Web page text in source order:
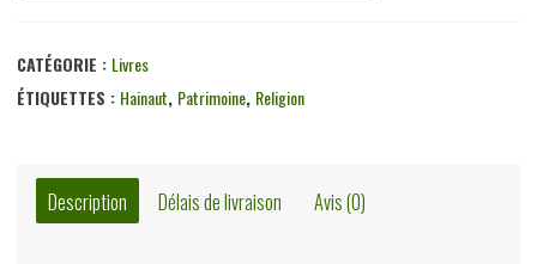
CATÉGORIE : Livres
ÉTIQUETTES : Hainaut, Patrimoine, Religion
Description Délais de livraison Avis (0)